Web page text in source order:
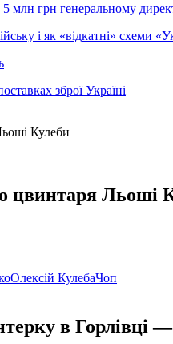
млн грн генеральному
і як «відкатні» схеми
зброї Україні
цвинтаря Льоші
Олексій КулебаЧоп
в Горлівці —